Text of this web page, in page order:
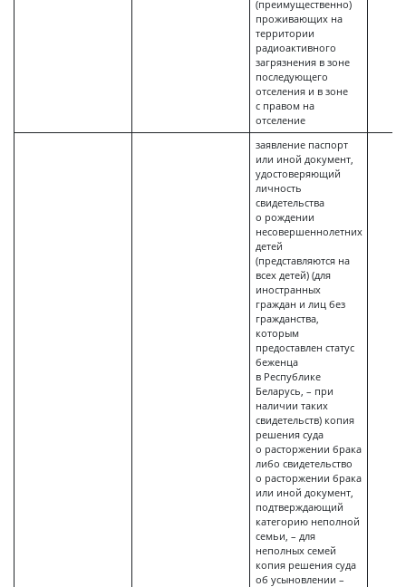
(преимущественно)
проживающих на
территории
радиоактивного
загрязнения в зоне
последующего
отселения и в зоне
с правом на
отселение
заявление паспорт
или иной документ,
удостоверяющий
личность
свидетельства
о рождении
несовершеннолетних
детей
(представляются на
всех детей) (для
иностранных
граждан и лиц без
гражданства,
которым
предоставлен статус
беженца
в Республике
Беларусь, – при
наличии таких
свидетельств) копия
решения суда
о расторжении брака
либо свидетельство
о расторжении брака
или иной документ,
подтверждающий
категорию неполной
семьи, – для
неполных семей
копия решения суда
об усыновлении –